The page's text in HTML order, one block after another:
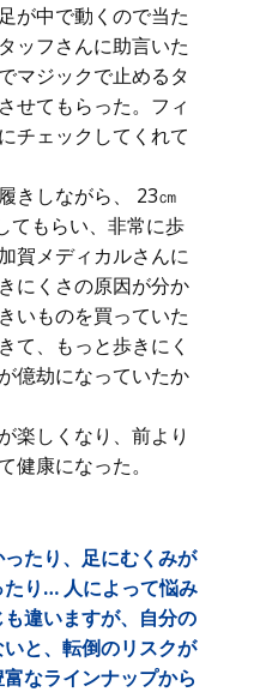
が中で動くので当た
ッフさんに助言いた
マジックで止めるタ
せてもらった。フィ
チェックしてくれて
きしながら、 23㎝
てもらい、非常に歩
賀メディカルさんに
にくさの原因が分か
いものを買っていた
て、もっと歩きにく
億劫になっていたか
楽しくなり、前より
健康になった。
たり、足にむくみが
り… 人によって悩み
違いますが、自分の
と、転倒のリスクが
なラインナップから